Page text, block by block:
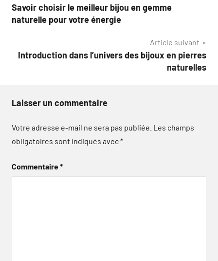
de
Savoir choisir le meilleur bijou en gemme
naturelle pour votre énergie
Article suivant
Introduction dans l’univers des bijoux en pierres
naturelles
Laisser un commentaire
Votre adresse e-mail ne sera pas publiée. Les champs
obligatoires sont indiqués avec*
Commentaire*